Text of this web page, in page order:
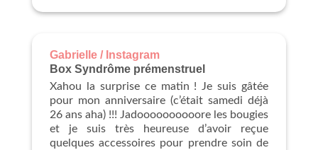
Gabrielle / Instagram
Box Syndrôme prémenstruel
Xahou la surprise ce matin ! Je suis gâtée
pour mon anniversaire (c’était samedi déjà
26 ans aha) !!! Jadoooooooooore les bougies
et je suis très heureuse d’avoir reçue
quelques accessoires pour prendre soin de